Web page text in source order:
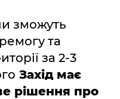
зможуть
та
за 2-3
Захід має
рішення про